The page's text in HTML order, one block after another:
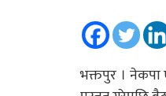
भक्तपुर । नेकपा